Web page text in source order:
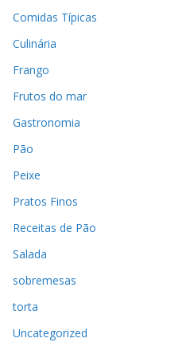
Comidas Típicas
Culinária
Frango
Frutos do mar
Gastronomia
Pão
Peixe
Pratos Finos
Receitas de Pão
Salada
sobremesas
torta
Uncategorized